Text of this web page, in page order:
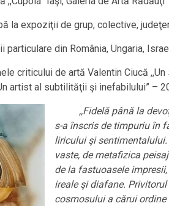
la expoziţii de grup, colective,
din România, Ungaria, Israel,
de artă Valentin Ciucă ,,Un
artist al subtilităţii şi inefabilului” –
,,Fidelă până la
s-a înscris de timpuriu în
liricului şi
vaste, de metafizica
de la fastuoasele
ireale şi diafane.
cosmosului a cărui